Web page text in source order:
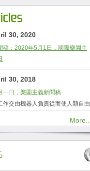
30, 2020
稿：2020年5月1日，國際樂園主
30, 2018
一日，樂園主義新聞稿
作交由機器人負責從而使人類自由
More...